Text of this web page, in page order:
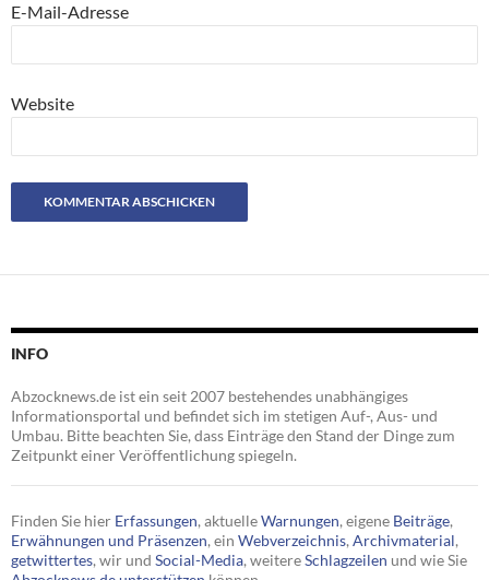
E-Mail-Adresse
Website
INFO
Abzocknews.de ist ein seit 2007 bestehendes unabhängiges
Informationsportal und befindet sich im stetigen Auf-, Aus- und
Umbau. Bitte beachten Sie, dass Einträge den Stand der Dinge zum
Zeitpunkt einer Veröffentlichung spiegeln.
Finden Sie hier Erfassungen, aktuelleWarnungen, eigene Beiträge,
Erwähnungen und Präsenzen, ein Webverzeichnis, Archivmaterial,
getwittertes, wir und Social-Media, weitereSchlagzeilen und wie Sie